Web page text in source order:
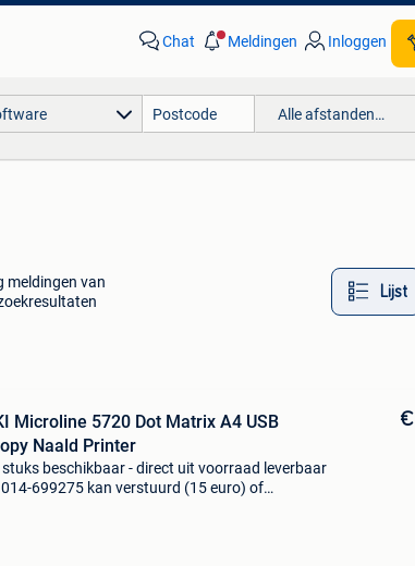
Chat Meldingen Inloggen
Alle afstanden…
meldingen van
Lijst
Microline 5720 Dot Matrix A4 USB
Naald Printer
beschikbaar - direct uit voorraad leverbaar
699275 kan verstuurd (15 euro) of
€